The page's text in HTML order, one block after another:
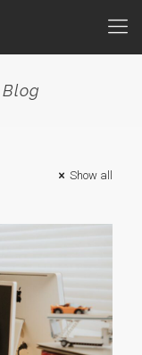
Show all